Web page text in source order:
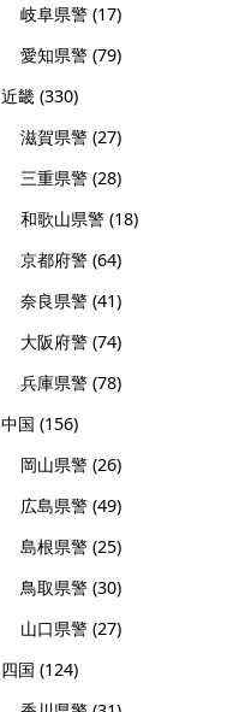
岐阜県警 (17)
愛知県警 (79)
近畿 (330)
滋賀県警 (27)
三重県警 (28)
和歌山県警 (18)
京都府警 (64)
奈良県警 (41)
大阪府警 (74)
兵庫県警 (78)
中国 (156)
岡山県警 (26)
広島県警 (49)
島根県警 (25)
鳥取県警 (30)
山口県警 (27)
四国 (124)